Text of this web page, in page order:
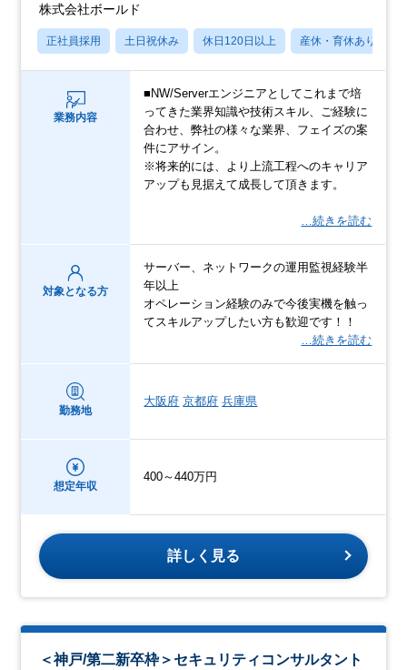
株式会社ボールド
正社員採用 土日祝休み 休日120日以上 産休・育休あり
業務内容
■NW/Serverエンジニアとしてこれまで培
ってきた業界知識や技術スキル、ご経験に
合わせ、弊社の様々な業界、フェイズの案
件にアサイン。
※将来的には、より上流工程へのキャリア
アップも見据えて成長して頂きます。
…続きを読む
対象となる方
サーバー、ネットワークの運用監視経験半
年以上
オペレーション経験のみで今後実機を触っ
てスキルアップしたい方も歓迎です！！
…続きを読む
勤務地
大阪府 京都府 兵庫県
想定年収
400～440万円
詳しく見る
＜神戸/第二新卒枠＞セキュリティコンサルタント